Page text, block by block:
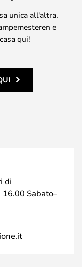
unica all'altra.
e
qui!
di
Sabato–